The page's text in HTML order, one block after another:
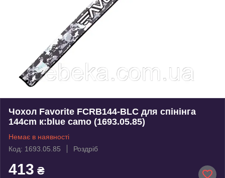
Чохол Favorite FCRB144-BLC для спінінга
144cm к:blue camo (1693.05.85)
Немає в наявності
Код: 1693.05.85
Роздріб
413 ₴